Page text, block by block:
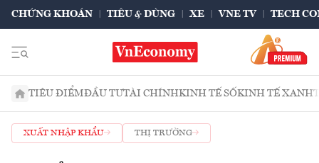
CHỨNG KHOÁN TIÊU & DÙNG XE VNE TV TECH
TIÊU ĐIỂMĐẦU TƯTÀI CHÍNHKINH TẾ SỐKINH TẾ XANH
XUẤT NHẬP KHẨU THỊ TRƯỜNG